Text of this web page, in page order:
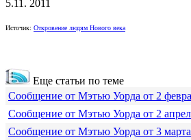
5.11. 2011
Источик: Откровение людям Нового века
Еще статьи по теме
Сообщение от Мэтью Уорда от 2
Сообщение от Мэтью Уорда от 2
Сообщение от Мэтью Уорда от 3